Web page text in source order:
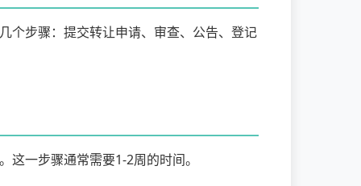
个步骤：提交转让申请、审查、公告、登记
一步骤通常需要1-2周的时间。